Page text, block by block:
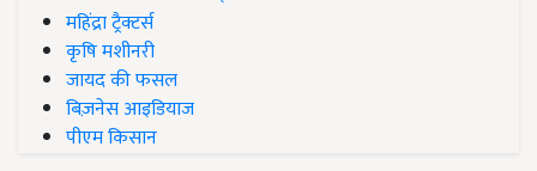
महिंद्रा ट्रैक्टर्स
कृषि मशीनरी
जायद की फसल
बिज़नेस आइडियाज
पीएम किसान